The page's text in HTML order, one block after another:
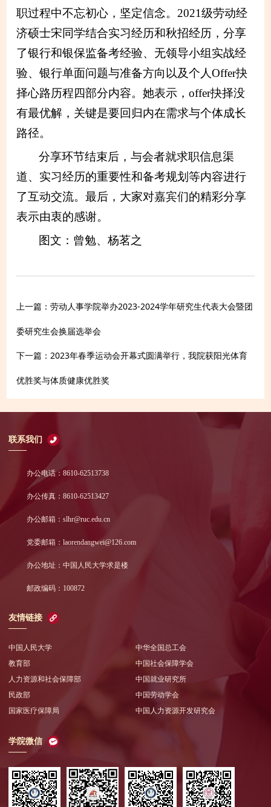
职过程中不忘初心，坚定信念。2021级劳动经
济硕士宋同学结合实习经历和秋招经历，分享
了银行和银保监备考经验、无领导小组实战经
验、银行单面问题与准备方向以及个人Offer抉
择心路历程四部分内容。她表示，offer抉择没
有最优解，关键是要回归内在需求与个体成长
路径。
分享环节结束后，与会者就求职信息渠
道、实习经历的重要性和备考规划等内容进行
了互动交流。最后，大家对嘉宾们的精彩分享
表示由衷的感谢。
图文：曾勉、杨茗之
上一篇： 劳动人事学院举办2023-2024学年研究生代表大会暨团
委研究生会换届选举会
下一篇： 2023年春季运动会开幕式圆满举行，我院获阳光体育
优胜奖与体质健康优胜奖
联系我们
办公电话：8610-62513738
办公传真：8610-62513427
办公邮箱：slhr@ruc.edu.cn
党委邮箱：laorendangwei@126.com
办公地址：中国人民大学求是楼
邮政编码：100872
友情链接
中国人民大学
教育部
人力资源和社会保障部
民政部
国家医疗保障局
中华全国总工会
中国社会保障学会
中国就业研究所
中国劳动学会
中国人力资源开发研究会
学院微信